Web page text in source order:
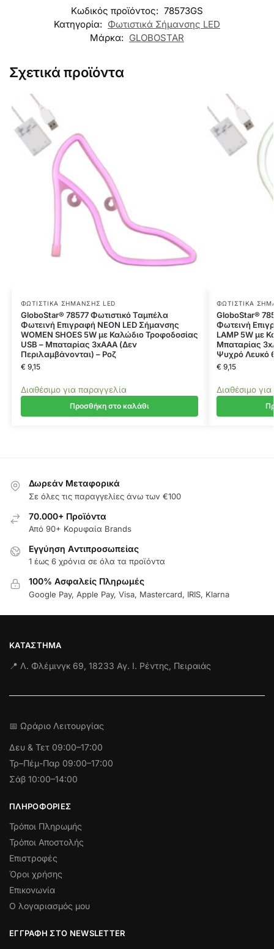
Κωδικός προϊόντος: 78573GS
Κατηγορία: Φωτιστικά Σήμανσης LED
Μάρκα: GLOBOSTAR
Σχετικά προϊόντα
ΦΩΤΙΣΤΙΚΆ ΣΉΜΑΝΣΗΣ LED
GloboStar® 78577 Φωτιστικό Ταμπέλα
Φωτεινή Επιγραφή NEON LED Σήμανσης
WOMEN SHOES 5W με Καλώδιο Τροφοδοσίας
USB – Μπαταρίας 3xAAA (Δεν
Περιλαμβάνονται) – Ροζ
€9,15
Διαθέσιμο για παραγγελία
Προσθήκη στο καλάθι
ΦΩΤΙΣΤΙΚΆ
GloboStar®
Φωτεινή
LAMP 5W με
Μπαταρίας
Ψυχρό Λευκό
€9,15
Διαθέσιμο
Δωρεάν Μεταφορικά
Σε όλες τις παραγγελίες άνω των €100
70.000+ Προϊόντα
Από 90+ Κορυφαία Brands
Εγγύηση Aντιπροσωπείας
1 έως 6 χρόνια σε όλα τα προϊόντα
100% Ασφαλείς Πληρωμές
Google Pay, Apple Pay, Visa, Mastercard, IRIS, Klarna
ΚΑΤΆΣΤΗΜΑ
📍 Λ. Φλέμινγκ 69, 18233 Αγ. Ι. Ρέντης, Πειραιάς
📅 Ωράριο Λειτουργίας
Δευ & Τετ 09:00–17:00
Τρ–Πέμ-Παρ 09:00–17:00
Σάβ 10:00–14:00
ΠΛΗΡΟΦΟΡΊΕΣ
Τρόποι Πληρωμής
Τρόποι Αποστολής
Επιστροφές
Όροι χρήσης
Επικονωνία
Ο λογαριασμός μου
ΕΓΓΡΑΦΉ ΣΤΟ NEWSLETTER